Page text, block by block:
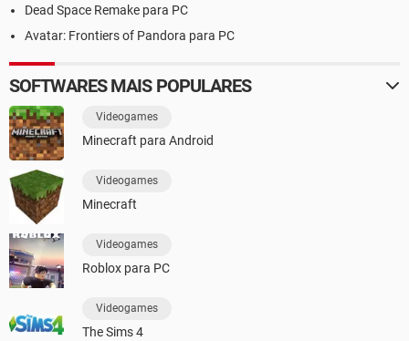
Dead Space Remake para PC
Avatar: Frontiers of Pandora para PC
SOFTWARES MAIS POPULARES
Videogames
Minecraft para Android
Videogames
Minecraft
Videogames
Roblox para PC
Videogames
The Sims 4